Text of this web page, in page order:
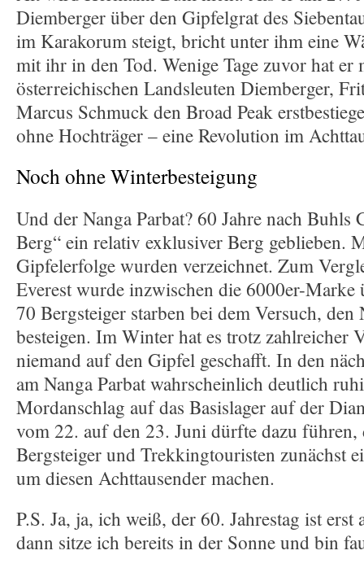
Diemberger über den Gipfelgrat des
im Karakorum steigt, bricht unter ihm eine
mit ihr in den Tod. Wenige Tage zuvor hat er
österreichischen Landsleuten Diemberger,
Marcus Schmuck den Broad Peak
ohne Hochträger – eine Revolution im
Noch ohne Winterbesteigung
Und der Nanga Parbat? 60 Jahre nach Buhls
Berg“ ein relativ exklusiver Berg geblieben.
Gipfelerfolge wurden verzeichnet. Zum
Everest wurde inzwischen die 6000er-Marke
70 Bergsteiger starben bei dem Versuch, den
besteigen. Im Winter hat es trotz zahlreicher
niemand auf den Gipfel geschafft. In den
am Nanga Parbat wahrscheinlich deutlich
Mordanschlag auf das Basislager auf der
vom 22. auf den 23. Juni dürfte dazu führen,
Bergsteiger und Trekkingtouristen zunächst
um diesen Achttausender machen.
P.S. Ja, ja, ich weiß, der 60. Jahrestag ist
dann sitze ich bereits in der Sonne und bin